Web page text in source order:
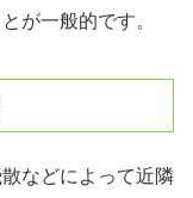
が一般的です。
などによって近隣